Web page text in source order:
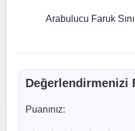
Arabulucu Faruk
Değerlendirmenizi
Puanınız: